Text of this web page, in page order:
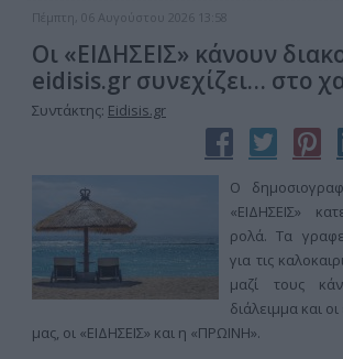
Πέμπτη, 06 Αυγούστου 2026 13:58
Οι «ΕΙΔΗΣΕΙΣ» κάνουν
eidisis.gr συνεχίζει… στο
Συντάκτης: Eidisis.gr
Ο
«ΕΙΔΗΣΕΙΣ»
ρολά. Τα
για τις
μαζί τους
διάλειμμα και
μας, οι «ΕΙΔΗΣΕΙΣ» και η «ΠΡΩΙΝΗ».